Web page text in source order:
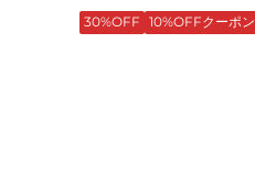
30%OFF 10%OFFクーポン